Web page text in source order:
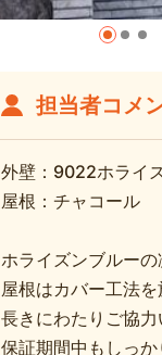
担当者コメ
外壁：9022ホライ
屋根：チャコール
ホライズンブルー
屋根はカバー工法
長きにわたりご協力
保証期間中もしっか